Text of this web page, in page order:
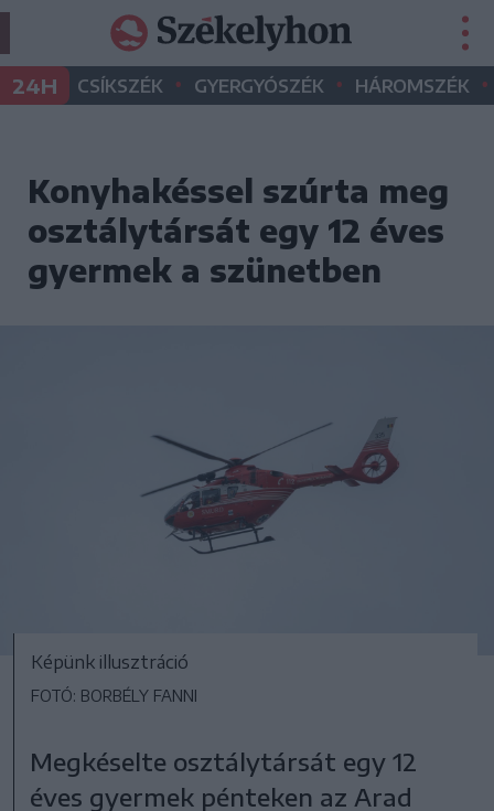
24H CSÍKSZÉK • GYERGYÓSZÉK • HÁROMSZÉK •
Konyhakéssel szúrta meg
osztálytársát egy 12 éves
gyermek a szünetben
Képünk illusztráció
FOTÓ: BORBÉLY FANNI
Megkéselte osztálytársát egy 12
éves gyermek pénteken az Arad